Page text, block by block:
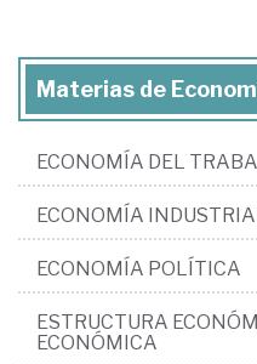
Materias de
ECONOMÍA DEL
ECONOMÍA
ECONOMÍA POLÍTICA
ESTRUCTURA
ECONÓMICA